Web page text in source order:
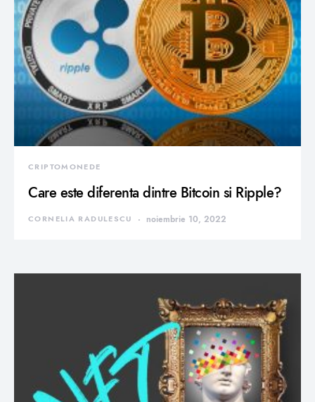
CRIPTOMONEDE
Care este diferenta dintre Bitcoin si Ripple?
CORNELIA RADULESCU noiembrie 10, 2022